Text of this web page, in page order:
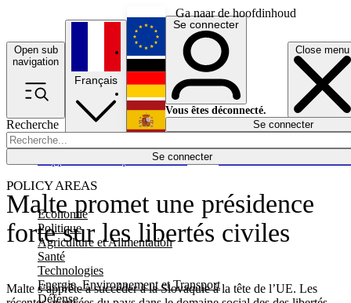
Ga naar de hoofdinhoud
Open sub
navigation
Close menu
Recherche
Se connecter
POLICY AREAS
Economie
Politique
Agriculture et Alimentation
Santé
Technologies
Energie, Environnement et Transport
Défense
Économie
Français
English
Deutsch
Español
Se connecter
Vous êtes déconnecté.
Se connecter
Malte promet une présidence
forte sur les libertés civiles
Malte s’apprête à succéder à la Slovaquie à la tête de l’UE. Les